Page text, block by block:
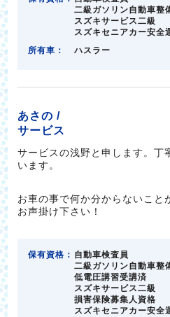
二級ガソリン自動車整
スズキサービス二級
スズキセニアカー安全
所有車：
ハスラー
あさの /
サービス
サービスの浅野と申します。丁
います。
お車の事で何か分からないこと
お声掛け下さい！
保有資格： 自動車検査員
二級ガソリン自動車整
低電圧講習受講済
スズキサービス二級
損害保険募集人資格
スズキセニアカー安全